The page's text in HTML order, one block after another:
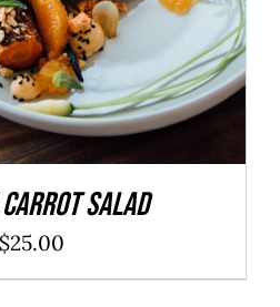
Carrot Salad
$25.00